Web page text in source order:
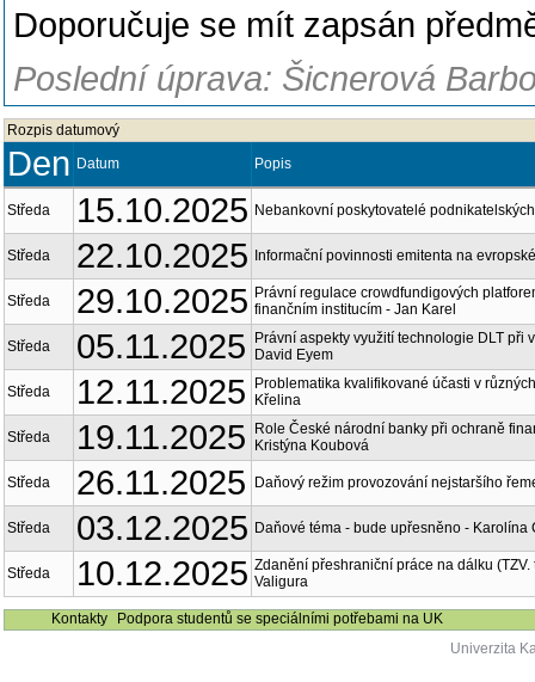
Doporučuje se mít zapsán
Poslední úprava: Šicnerová
Rozpis datumový
Den Datum Popis
Středa 15.10.2025 Nebankovní poskytovatelé
Středa 22.10.2025 Informační povinnosti emitenta na
Středa 29.10.2025 Právní regulace crowdfundigových
finančním institucím - Jan Karel
Středa 05.11.2025
Právní aspekty využití technologie DLT
David Eyem
Středa 12.11.2025
Problematika kvalifikované účasti v
Křelina
Středa 19.11.2025
Role České národní banky při ochraně
Kristýna Koubová
Středa 26.11.2025 Daňový režim provozování nejstaršího
Středa 03.12.2025 Daňové téma - bude upřesněno - Karolína
Středa 10.12.2025 Zdanění přeshraniční práce na dálku
Valigura
Kontakty
Podpora studentů se speciálními potřebami na UK
Univerzita